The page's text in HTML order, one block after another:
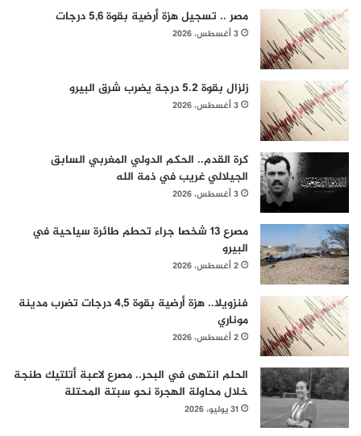
مصر .. تسجيل هزة أرضية بقوة 5,6 درجات
3 أغسطس، 2026
زلزال بقوة 5.2 درجة يضرب شرق البيرو
3 أغسطس، 2026
كرة القدم.. الحكم الدولي المغربي السابق
الجيلالي غريب في ذمة الله
3 أغسطس، 2026
مصرع 13 شخصا جراء تحطم طائرة سياحية في
البيرو
2 أغسطس، 2026
فنزويلا.. هزة أرضية بقوة 4,5 درجات تضرب مدينة
موناري
2 أغسطس، 2026
الحلم انتهى في البحر.. مصرع لاعبة أتلتيك طنجة
خلال محاولة الهجرة نحو سبتة المحتلة
31 يوليو، 2026